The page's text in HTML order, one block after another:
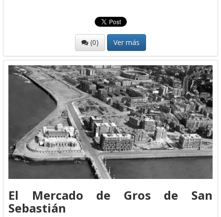
(0) Ver más
El Mercado de Gros de San
Sebastián